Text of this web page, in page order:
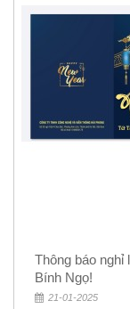
Thông báo nghỉ
Bính Ngọ!
21-01-2025